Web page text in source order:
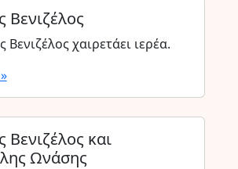
Βενιζέλος
χαιρετάει ιερέα.
και
Ωνάσης